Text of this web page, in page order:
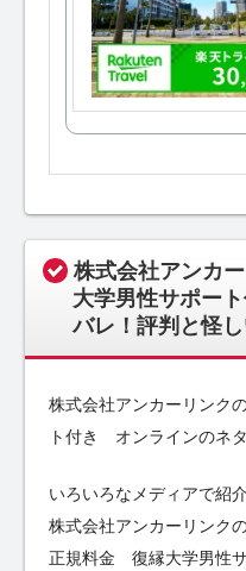
株式会社アンカ
大学男性サポー
バレ！評判と怪
株式会社アンカーリンク
ト付き オンラインのネ
いろいろなメディアで紹
株式会社アンカーリンク
正規料金 復縁大学男性